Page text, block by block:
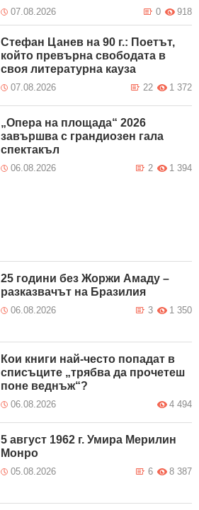
07.08.2026 918
0
Стефан Цанев на 90 г.: Поетът,
който превърна свободата в
своя литературна кауза
07.08.2026 1 372
22
„Опера на площада“ 2026
завършва с грандиозен гала
спектакъл
06.08.2026 1 394
2
25 години без Жоржи Амаду –
разказвачът на Бразилия
06.08.2026 1 350
3
Кои книги най-често попадат в
списъците „трябва да прочетеш
поне веднъж“?
06.08.2026 4 494
5 август 1962 г. Умира Мерилин
Монро
05.08.2026 8 387
6